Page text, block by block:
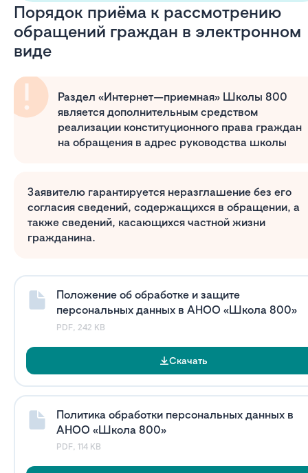
Порядок приёма к рассмотрению
обращений граждан в электронном
виде
Раздел «Интернет—приемная» Школы 800
является дополнительным средством
реализации конституционного права граждан
на обращения в адрес руководства школы
Заявителю гарантируется неразглашение без его
согласия сведений, содержащихся в обращении, а
также сведений, касающихся частной жизни
гражданина.
Положение об обработке и защите
персональных данных в АНОО «Школа 800»
PDF, 242 KB
Скачать
Политика обработки персональных данных в
АНОО «Школа 800»
PDF, 114 KB